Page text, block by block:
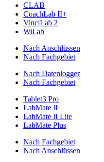
CLAB
CoachLab II+
VinciLab 2
WiLab
Nach Anschlüssen
Nach Fachgebiet
Nach Datenlogger
Nach Fachgebiet
Tablet3 Pro
LabMate II
LabMate II Lite
LabMate Plus
Nach Fachgebiet
Nach Anschlüssen